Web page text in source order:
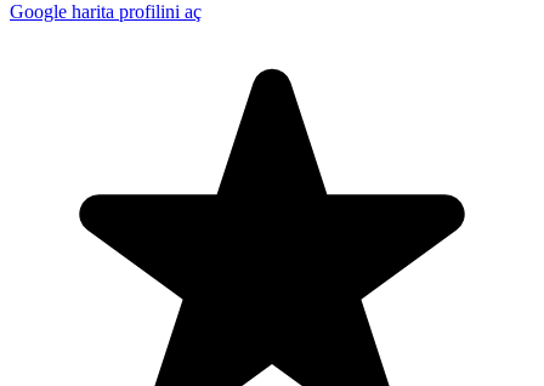
Google harita profilini aç